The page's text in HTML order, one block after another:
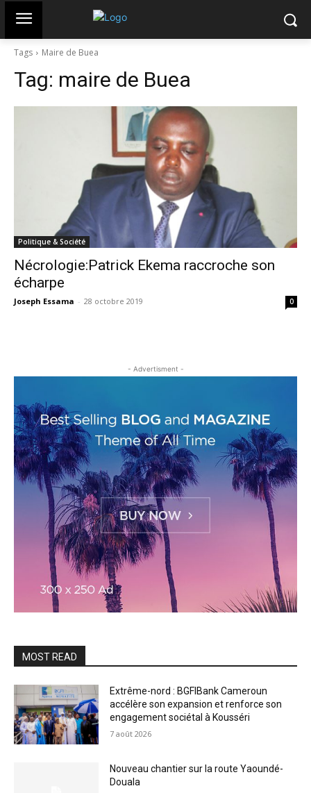
Tags Maire de Buea
Tag: maire de Buea
Politique & Société
Nécrologie:Patrick Ekema raccroche son
écharpe
Joseph Essama - 28 octobre 2019 0
- Advertisment -
MOST READ
Extrême-nord : BGFIBank Cameroun
accélère son expansion et renforce son
engagement sociétal à Kousséri
7 août 2026
Nouveau chantier sur la route Yaoundé-
Douala